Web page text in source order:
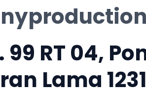
RT 04,
Lama